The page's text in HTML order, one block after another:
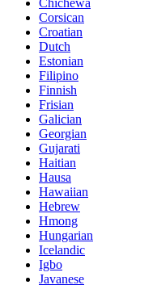
Corsican
Croatian
Dutch
Estonian
Filipino
Finnish
Frisian
Galician
Georgian
Gujarati
Haitian
Hausa
Hawaiian
Hebrew
Hmong
Hungarian
Icelandic
Igbo
Javanese